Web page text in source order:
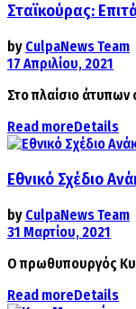
Σταϊκούρας:
by CulpaNews Team
17 Απριλίου, 2021
Στο πλαίσιο άτυπων
Read moreDetails
Εθνικό Σχέδιο
by CulpaNews Team
31 Μαρτίου, 2021
Ο πρωθυπουργός
Read moreDetails